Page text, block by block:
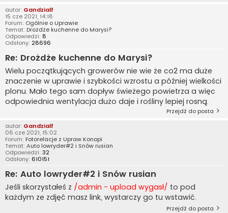
autor: Gandzialf
15 cze 2021, 14:18
Forum: Ogólnie o Uprawie
Temat: Drożdże kuchenne do Marysi?
Odpowiedzi: 8
Odsłony: 28696
Re: Drożdże kuchenne do Marysi?
Wielu początkujących growerów nie wie że co2 ma duże
znaczenie w uprawie i szybkości wzrostu a później wielkości
plonu. Mało tego sam dopływ świeżego powietrza a więc
odpowiednia wentylacja dużo daje i rośliny lepiej rosną.
Przejdź do posta
autor: Gandzialf
06 cze 2021, 15:02
Forum: Fotorelacje z Upraw Konopi
Temat: Auto lowryder#2 i Snów rusian
Odpowiedzi: 32
Odsłony: 610151
Re: Auto lowryder#2 i Snów rusian
Jeśli skorzystałeś z /admin - upload wygasł/ to pod
każdym ze zdjęć masz link, wystarczy go tu wstawić.
Przejdź do posta